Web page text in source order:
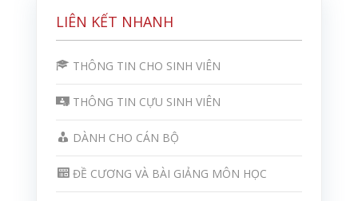
LIÊN KẾT NHANH
THÔNG TIN CHO SINH VIÊN
THÔNG TIN CỰU SINH VIÊN
DÀNH CHO CÁN BỘ
ĐỀ CƯƠNG VÀ BÀI GIẢNG MÔN HỌC